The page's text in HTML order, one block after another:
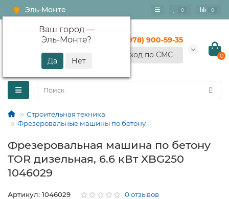
Эль-Монте
Ваш город —
Эль-Монте?
0 0
+7 (978) 900-59-35
Вход по СМС
0
Строительная техника
Фрезеровальные машины по бетону
Фрезеровальная машина по бетону
TOR дизельная, 6.6 кВт XBG250
1046029
Артикул: 1046029 0 отзывов